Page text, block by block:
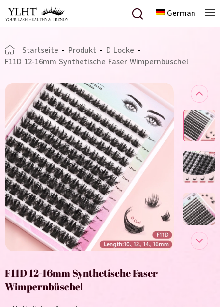
German
Startseite - Produkt - D Locke -
F11D 12-16mm Synthetische Faser Wimpernbüschel
F11D 12-16mm Synthetische Faser
Wimpernbüschel